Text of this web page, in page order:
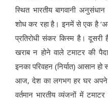
स्थित भारतीय बागवानी
शोध कर रहा है। इनमें से एक है
प्रतिरोधी संकर किस्म है।
खराब न होने वाले टमाटर की
इनका परिवहन (निर्यात) आसान हो
आज, देश का लगभग हर घर अपने
वर्तमान भारतीय व्यंजनों में